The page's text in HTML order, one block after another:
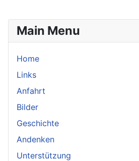
Main Menu
Home
Links
Anfahrt
Bilder
Geschichte
Andenken
Unterstützung